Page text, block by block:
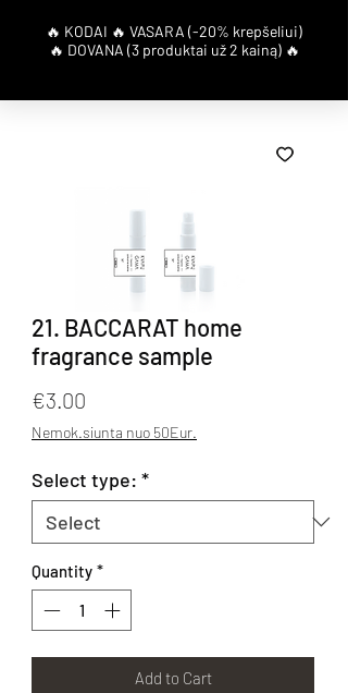
21. BACCARAT home
fragrance sample
€3.00
Nemok.siunta nuo 50Eur.
Select type: *
Quantity *
Add to Cart